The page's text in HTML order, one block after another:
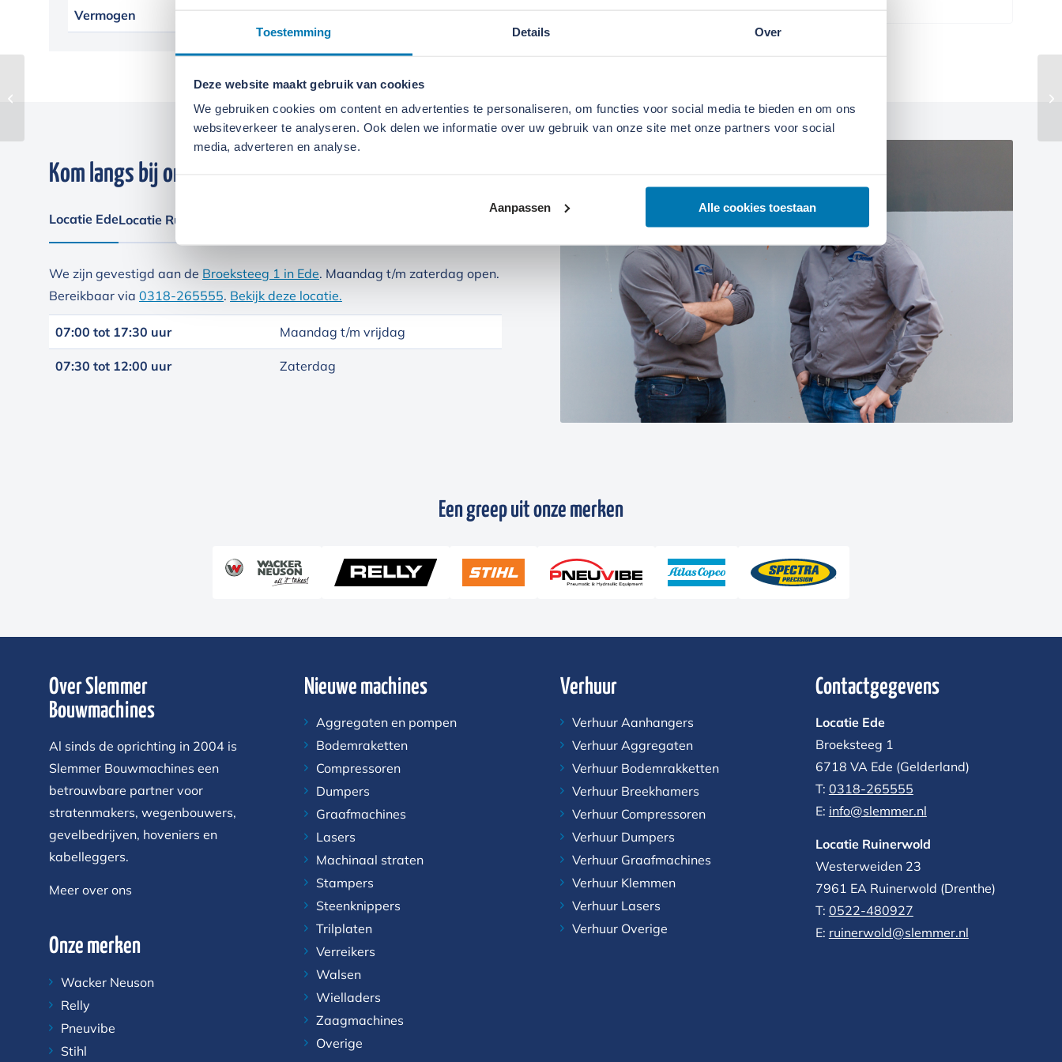
Toestemming Details Over
Deze website maakt gebruik van cookies
We gebruiken cookies om content en advertenties te personaliseren, om functies voor social media te bieden en om ons
websiteverkeer te analyseren. Ook delen we informatie over uw gebruik van onze site met onze partners voor social
media, adverteren en analyse.
Aanpassen Alle cookies toestaan
Vermogen
Kom langs bij onze locaties
Locatie EdeLocatie Ruinerwold
We zijn gevestigd aan de Broeksteeg 1 in Ede. Maandag t/m zaterdag open.
Bereikbaar via 0318-265555. Bekijk deze locatie.
07:00 tot 17:30 uur Maandag t/m vrijdag
07:30 tot 12:00 uur Zaterdag
Een greep uit onze merken
Over Slemmer
Bouwmachines
Al sinds de oprichting in 2004 is
Slemmer Bouwmachines een
betrouwbare partner voor
stratenmakers, wegenbouwers,
gevelbedrijven, hoveniers en
kabelleggers.
Meer over ons
Onze merken
Wacker Neuson
Relly
Pneuvibe
Stihl
Nieuwe machines
Aggregaten en pompen
Bodemraketten
Compressoren
Dumpers
Graafmachines
Lasers
Machinaal straten
Stampers
Steenknippers
Trilplaten
Verreikers
Walsen
Wielladers
Zaagmachines
Overige
Verhuur
Verhuur Aanhangers
Verhuur Aggregaten
Verhuur Bodemrakketten
Verhuur Breekhamers
Verhuur Compressoren
Verhuur Dumpers
Verhuur Graafmachines
Verhuur Klemmen
Verhuur Lasers
Verhuur Overige
Contactgegevens
Locatie Ede
Broeksteeg 1
6718 VA Ede (Gelderland)
T: 0318-265555
E: info@slemmer.nl
Locatie Ruinerwold
Westerweiden 23
7961 EA Ruinerwold (Drenthe)
T: 0522-480927‬
E: ruinerwold@slemmer.nl